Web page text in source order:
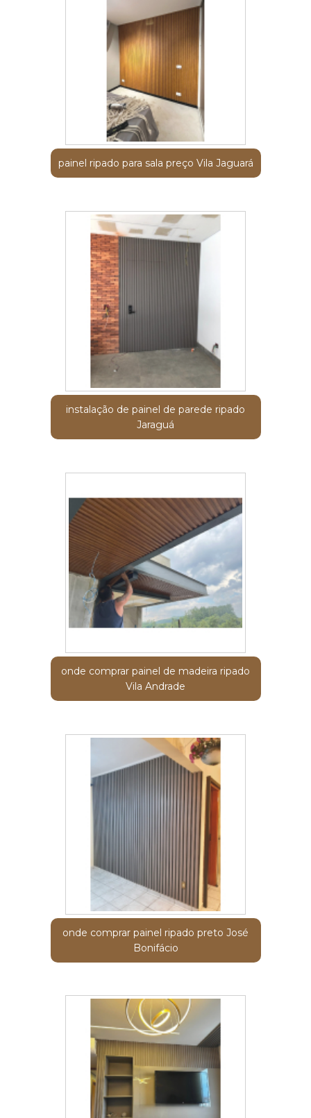
painel ripado para sala preço Vila Jaguará
instalação de painel de parede ripado
Jaraguá
onde comprar painel de madeira ripado
Vila Andrade
onde comprar painel ripado preto José
Bonifácio